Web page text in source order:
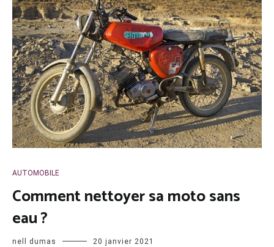
AUTOMOBILE
Comment nettoyer sa moto sans
eau ?
nell dumas 20 janvier 2021